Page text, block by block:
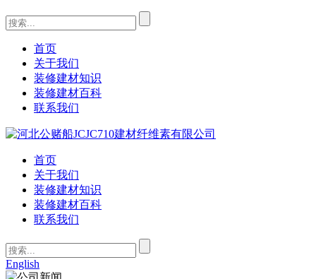
首页
关于我们
装修建材知识
装修建材百科
联系我们
首页
关于我们
装修建材知识
装修建材百科
联系我们
English